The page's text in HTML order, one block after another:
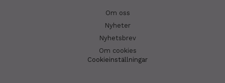
Om oss
Nyheter
Nyhetsbrev
Om cookies
Cookieinställningar